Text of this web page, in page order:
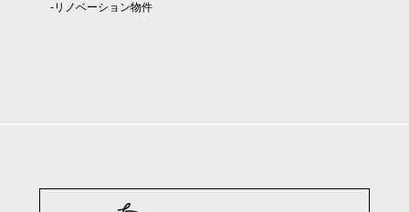
-リノベーション物件